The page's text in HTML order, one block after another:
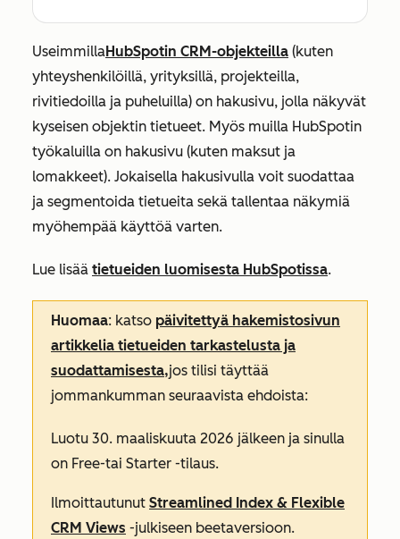
UseimmillaHubSpotin CRM-objekteilla (kuten
yhteyshenkilöillä, yrityksillä, projekteilla,
rivitiedoilla ja puheluilla) on hakusivu, jolla näkyvät
kyseisen objektin tietueet. Myös muilla HubSpotin
työkaluilla on hakusivu (kuten maksut ja
lomakkeet). Jokaisella hakusivulla voit suodattaa
ja segmentoida tietueita sekä tallentaa näkymiä
myöhempää käyttöä varten.
Lue lisää tietueiden luomisesta HubSpotissa.
Huomaa: katso päivitettyä hakemistosivun
artikkelia tietueiden tarkastelusta ja
suodattamisesta,jos tilisi täyttää
jommankumman seuraavista ehdoista:
Luotu 30. maaliskuuta 2026 jälkeen ja sinulla
on Free-tai Starter -tilaus.
Ilmoittautunut Streamlined Index & Flexible
CRM Views -julkiseen beetaversioon.